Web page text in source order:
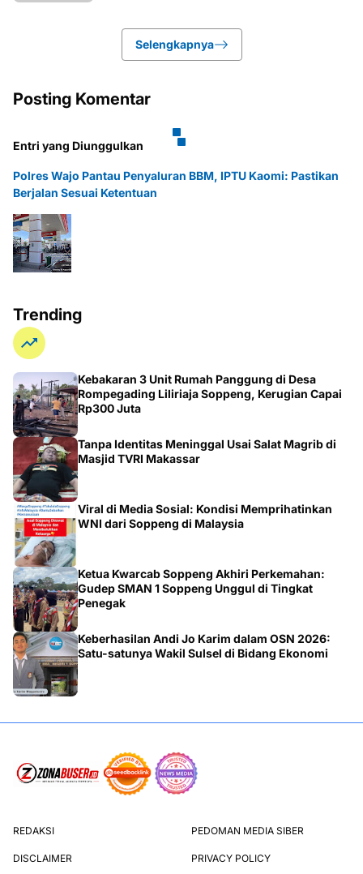
Selengkapnya
Posting Komentar
Entri yang Diunggulkan
Polres Wajo Pantau Penyaluran BBM, IPTU Kaomi: Pastikan
Berjalan Sesuai Ketentuan
Trending
Kebakaran 3 Unit Rumah Panggung di Desa
Rompegading Liliriaja Soppeng, Kerugian Capai
Rp300 Juta
Tanpa Identitas Meninggal Usai Salat Magrib di
Masjid TVRI Makassar
Viral di Media Sosial: Kondisi Memprihatinkan
WNI dari Soppeng di Malaysia
Ketua Kwarcab Soppeng Akhiri Perkemahan:
Gudep SMAN 1 Soppeng Unggul di Tingkat
Penegak
Keberhasilan Andi Jo Karim dalam OSN 2026:
Satu-satunya Wakil Sulsel di Bidang Ekonomi
REDAKSI PEDOMAN MEDIA SIBER
DISCLAIMER PRIVACY POLICY